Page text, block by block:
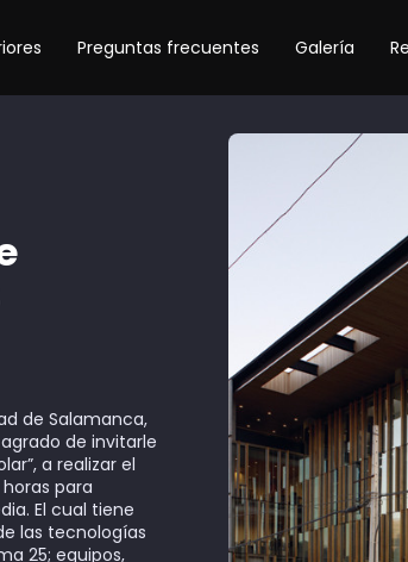
Preguntas frecuentes Galería
de Salamanca,
de invitarle
a realizar el
para
El cual tiene
las tecnologías
25; equipos,